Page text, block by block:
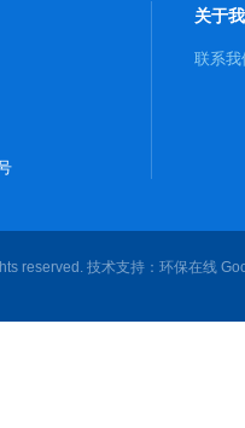
关于
联系我
reserved. 技术支持： 环保在线